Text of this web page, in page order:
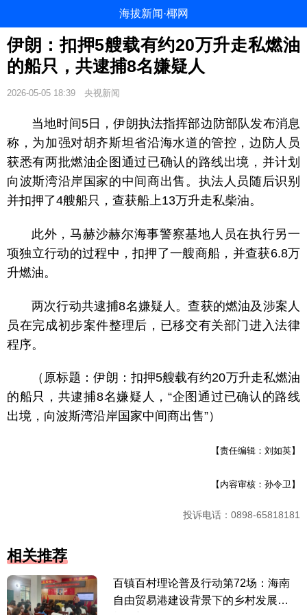
海拔新闻·椰网
伊朗：扣押5艘载有约20万升走私燃油
的船只，共逮捕8名嫌疑人
2026-05-05 18:39 央视新闻
当地时间5日，伊朗执法指挥部边防部队发布消息
称，为加强对胡齐斯坦省沿海水道的管控，边防人员
获悉有两批燃油企图通过已确认的路线出境，并计划
向波斯湾沿岸国家的中间商出售。执法人员随后识别
并扣押了4艘船只，查获船上13万升走私柴油。
此外，马赫沙赫尔海事警察基地人员在执行另一
项独立行动的过程中，扣押了一艘商船，并查获6.8万
升燃油。
两次行动共逮捕8名嫌疑人。查获的燃油及涉案人
员在完成初步案件整理后，已移交有关部门进入法律
程序。
（原标题：伊朗：扣押5艘载有约20万升走私燃油
的船只，共逮捕8名嫌疑人，“企图通过已确认的路线
出境，向波斯湾沿岸国家中间商出售”）
【责任编辑：刘如英】
【内容审核：孙令卫】
投诉电话：0898-65818181
相关推荐
百镇百村理论普及行动第72场：海南
自由贸易港建设背景下的乡村发展新